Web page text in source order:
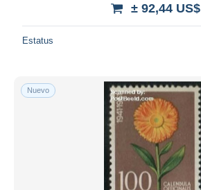
± 92,44 US$
Estatus
Nuevo